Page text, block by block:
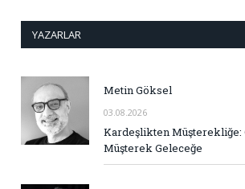
YAZARLAR
Metin Göksel
03.08.2026
Kardeşlikten Müşterekliğe:
Müşterek Geleceğe